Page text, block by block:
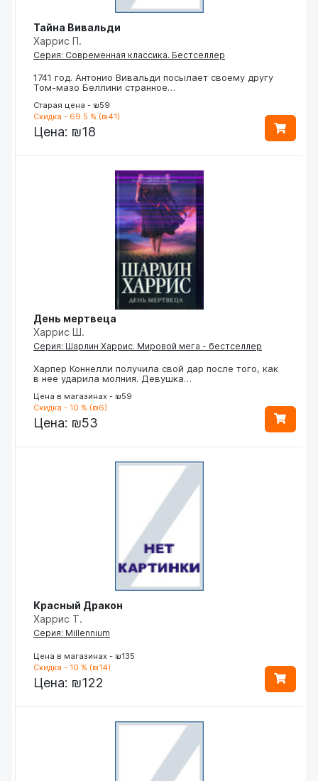
Тайна Вивальди
Харрис П.
Серия: Современная классика. Бестселлер
1741 год. Антонио Вивальди посылает своему другу
Том-мазо Беллини странное…
Старая цена - ₪59
Скидка - 69.5 % (₪41)
Цена: ₪18
День мертвеца
Харрис Ш.
Серия: Шарлин Харрис. Мировой мега - бестселлер
Харпер Коннелли получила свой дар после того, как
в нее ударила молния. Девушка…
Цена в магазинах - ₪59
Скидка - 10 % (₪6)
Цена: ₪53
Красный Дракон
Харрис Т.
Серия: Millennium
Цена в магазинах - ₪135
Скидка - 10 % (₪14)
Цена: ₪122